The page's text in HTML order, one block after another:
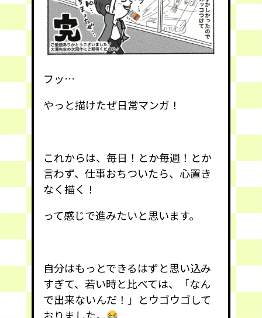
フッ…
やっと描けたぜ日常マンガ！
これからは、毎日！とか毎週！とか
言わず、仕事おちついたら、心置き
なく描く！
って感じで進みたいと思います。
自分はもっとできるはずと思い込み
すぎて、若い時と比べては、「なん
で出来ないんだ！」とウゴウゴして